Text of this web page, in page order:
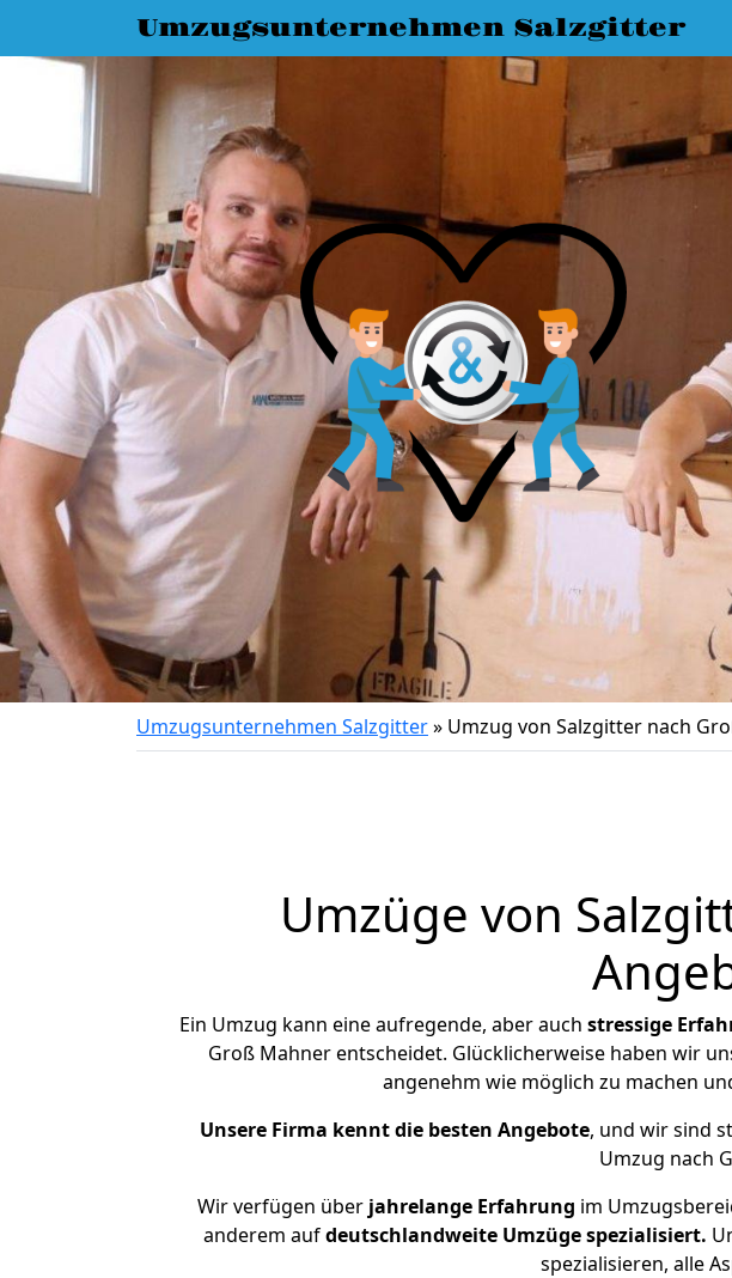
Umzugsunternehmen Salzgitter
Umzugsunternehmen Salzgitter» Umzug von Salzgitter nach
Umzüge von
Ein Umzug kann eine aufregende, aber auch stressige
Groß Mahner entscheidet. Glücklicherweise haben wir
angenehm wie möglich zu machen
Unsere Firma kennt die besten Angebote, und wir sind
Umzug nach
Wir verfügen über jahrelange Erfahrung im
anderem aufdeutschlandweite Umzüge spezialisiert.
spezialisieren, alle